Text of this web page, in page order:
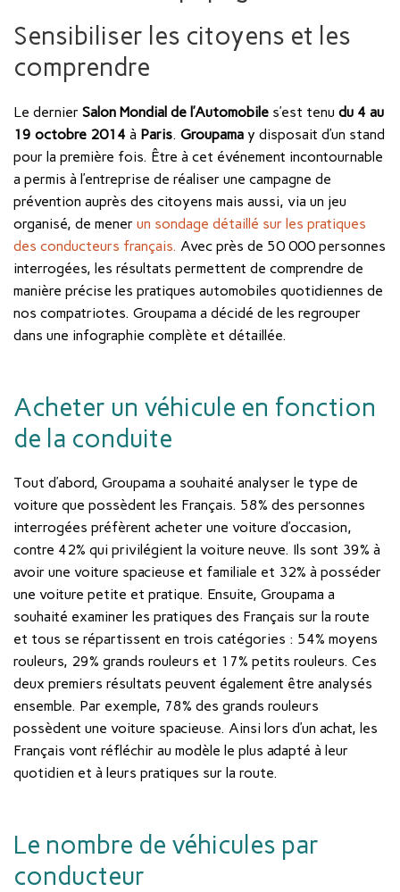
Sensibiliser les citoyens et les
comprendre
Le dernier Salon Mondial de l’Automobile s’est tenu du 4 au
19 octobre 2014 à Paris. Groupama y disposait d’un stand
pour la première fois. Être à cet événement incontournable
a permis à l’entreprise de réaliser une campagne de
prévention auprès des citoyens mais aussi, via un jeu
organisé, de mener un sondage détaillé sur les pratiques
des conducteurs français. Avec près de 50 000 personnes
interrogées, les résultats permettent de comprendre de
manière précise les pratiques automobiles quotidiennes de
nos compatriotes. Groupama a décidé de les regrouper
dans une infographie complète et détaillée.
Acheter un véhicule en fonction
de la conduite
Tout d’abord, Groupama a souhaité analyser le type de
voiture que possèdent les Français. 58% des personnes
interrogées préfèrent acheter une voiture d’occasion,
contre 42% qui privilégient la voiture neuve. Ils sont 39% à
avoir une voiture spacieuse et familiale et 32% à posséder
une voiture petite et pratique. Ensuite, Groupama a
souhaité examiner les pratiques des Français sur la route
et tous se répartissent en trois catégories : 54% moyens
rouleurs, 29% grands rouleurs et 17% petits rouleurs. Ces
deux premiers résultats peuvent également être analysés
ensemble. Par exemple, 78% des grands rouleurs
possèdent une voiture spacieuse. Ainsi lors d’un achat, les
Français vont réfléchir au modèle le plus adapté à leur
quotidien et à leurs pratiques sur la route.
Le nombre de véhicules par
conducteur